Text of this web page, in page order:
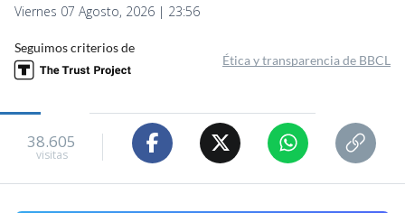
Viernes 07 Agosto, 2026 | 23:56
Seguimos criterios de
Ética y transparencia de BBCL
38.605
visitas